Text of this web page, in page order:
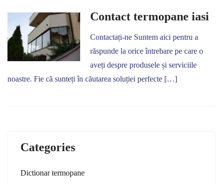
Contact termopane iasi
Contactați-ne Suntem aici pentru a
răspunde la orice întrebare pe care o
aveți despre produsele și serviciile
noastre. Fie că sunteți în căutarea soluției perfecte […]
Categories
Dictionar termopane